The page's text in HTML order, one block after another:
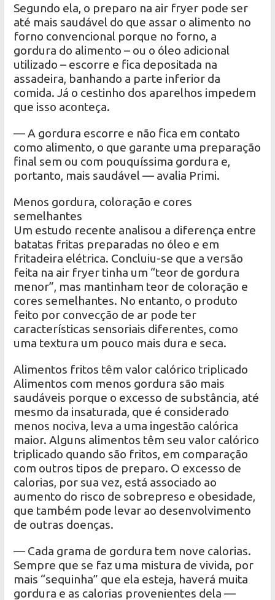
Segundo ela, o preparo na air fryer pode ser
até mais saudável do que assar o alimento no
forno convencional porque no forno, a
gordura do alimento – ou o óleo adicional
utilizado – escorre e fica depositada na
assadeira, banhando a parte inferior da
comida. Já o cestinho dos aparelhos impedem
que isso aconteça.
— A gordura escorre e não fica em contato
como alimento, o que garante uma preparação
final sem ou com pouquíssima gordura e,
portanto, mais saudável — avalia Primi.
Menos gordura, coloração e cores
semelhantes
Um estudo recente analisou a diferença entre
batatas fritas preparadas no óleo e em
fritadeira elétrica. Concluiu-se que a versão
feita na air fryer tinha um “teor de gordura
menor”, ​​mas mantinham teor de coloração e
cores semelhantes. No entanto, o produto
feito por convecção de ar pode ter
características sensoriais diferentes, como
uma textura um pouco mais dura e seca.
Alimentos fritos têm valor calórico triplicado
Alimentos com menos gordura são mais
saudáveis ​​porque o excesso de substância, até
mesmo da insaturada, que é considerado
menos nociva, leva a uma ingestão calórica
maior. Alguns alimentos têm seu valor calórico
triplicado quando são fritos, em comparação
com outros tipos de preparo. O excesso de
calorias, por sua vez, está associado ao
aumento do risco de sobrepreso e obesidade,
que também pode levar ao desenvolvimento
de outras doenças.
— Cada grama de gordura tem nove calorias.
Sempre que se faz uma mistura de vivida, por
mais “sequinha” que ela esteja, haverá muita
gordura e as calorias provenientes dela —